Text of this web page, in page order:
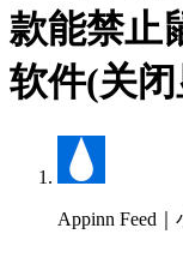
款能禁止
软件(关
Appinn Feed